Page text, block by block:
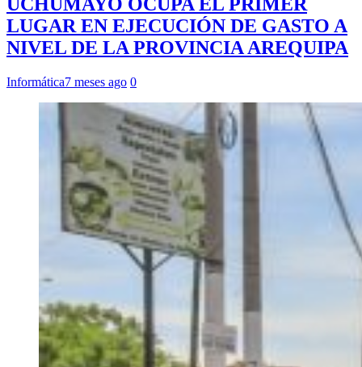
LUGAR EN EJECUCIÓN DE GASTO A
NIVEL DE LA PROVINCIA AREQUIPA
Informática7 meses ago 0